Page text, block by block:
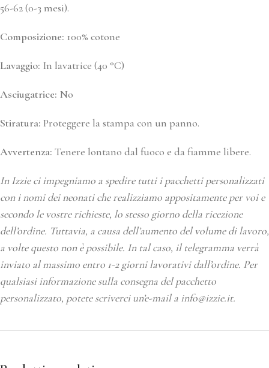
56-62 (0-3 mesi).
Composizione: 100% cotone
Lavaggio: In lavatrice (40 °C)
Asciugatrice: No
Stiratura: Proteggere la stampa con un panno.
Avvertenza: Tenere lontano dal fuoco e da fiamme libere.
In Izzie ci impegniamo a spedire tutti i pacchetti personalizzati
con i nomi dei neonati che realizziamo appositamente per voi e
secondo le vostre richieste, lo stesso giorno della ricezione
dell’ordine. Tuttavia, a causa dell’aumento del volume di lavoro,
a volte questo non è possibile. In tal caso, il telegramma verrà
inviato al massimo entro 1-2 giorni lavorativi dall’ordine. Per
qualsiasi informazione sulla consegna del pacchetto
personalizzato, potete scriverci un’e-mail a info@izzie.it.